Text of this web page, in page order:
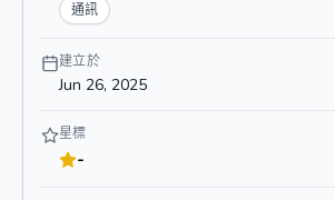
通訊
建立於
Jun 26, 2025
星標
-